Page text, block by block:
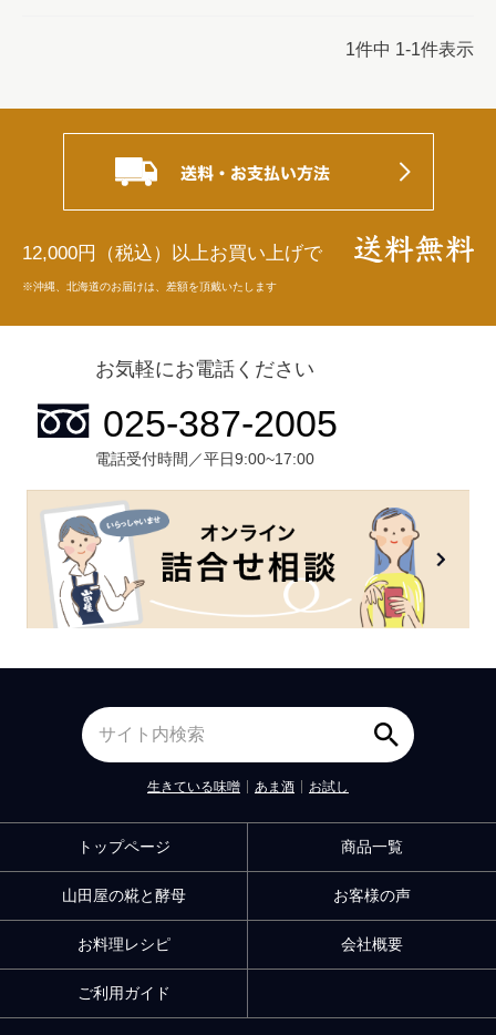
1件中 1-1件表示
12,000円（税込）以上お買い上げで
※沖縄、北海道のお届けは、差額を頂戴いたします
お気軽にお電話ください
電話受付時間／平日9:00~17:00
生きている味噌 あま酒 お試し
トップページ 商品一覧
山田屋の糀と酵母 お客様の声
お料理レシピ 会社概要
ご利用ガイド